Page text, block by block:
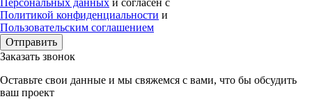
Политикой конфиденциальности и
Пользовательским соглашением
Отправить
Заказать звонок
Оставьте свои данные и мы свяжемся с вами, что бы обсудить
ваш проект